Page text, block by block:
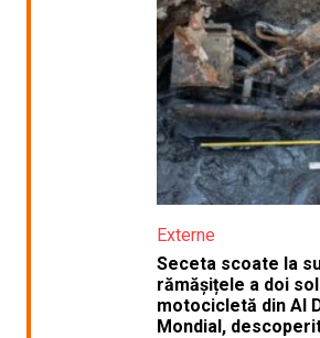
Externe
Seceta scoate la
rămășițele a doi
motocicletă din Al
Mondial,